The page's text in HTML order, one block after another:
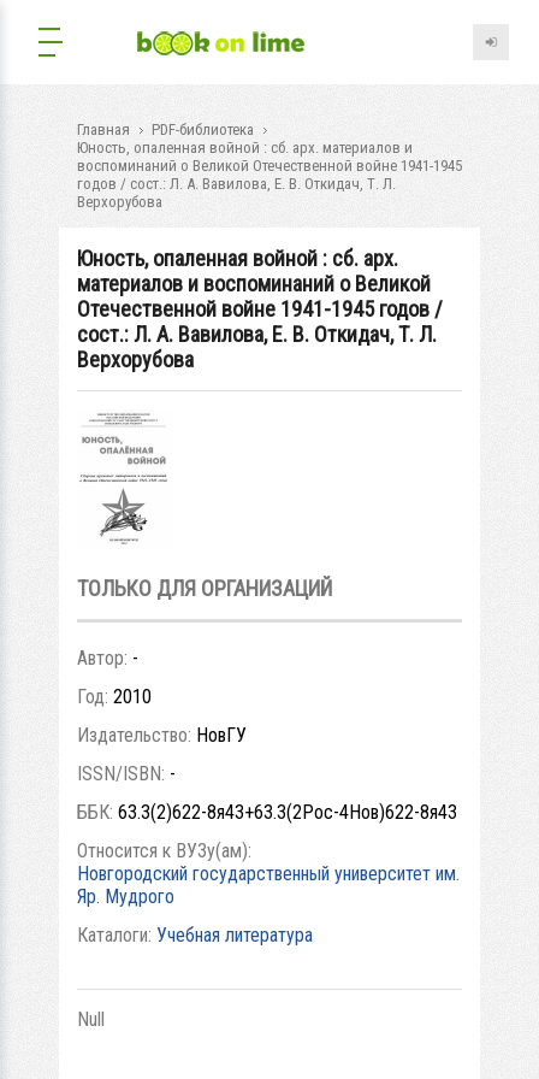
Главная
PDF-библиотека
Юность, опаленная войной : сб. арх. материалов и
воспоминаний о Великой Отечественной войне 1941-1945
годов / сост.: Л. А. Вавилова, Е. В. Откидач, Т. Л.
Верхорубова
Юность, опаленная войной : сб. арх.
материалов и воспоминаний о Великой
Отечественной войне 1941-1945 годов /
сост.: Л. А. Вавилова, Е. В. Откидач, Т. Л.
Верхорубова
ТОЛЬКО ДЛЯ ОРГАНИЗАЦИЙ
Автор: -
Год: 2010
Издательство: НовГУ
ISSN/ISBN: -
ББК: 63.3(2)622-8я43+63.3(2Рос-4Нов)622-8я43
Относится к ВУЗу(ам):
Новгородский государственный университет им.
Яр. Мудрого
Каталоги: Учебная литература
Null